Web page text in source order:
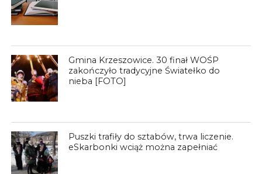
Gmina Krzeszowice. 30 finał WOŚP
zakończyło tradycyjne Światełko do
nieba [FOTO]
Puszki trafiły do sztabów, trwa liczenie.
eSkarbonki wciąż można zapełniać